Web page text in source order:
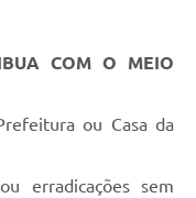
COM O MEIO
ou Casa da
erradicações sem